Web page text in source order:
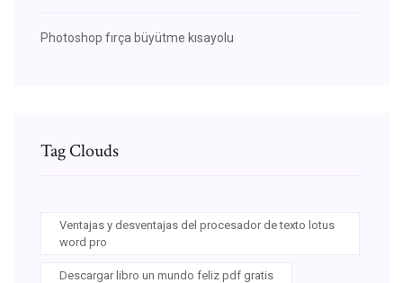
Photoshop fırça büyütme kısayolu
Tag Clouds
Ventajas y desventajas del procesador de texto lotus
word pro
Descargar libro un mundo feliz pdf gratis